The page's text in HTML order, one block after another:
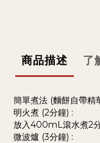
商品描述 了
簡單煮法 (麵餅自帶精
明火煮 (2分鐘) :
放入400mL滾水煮2分
微波爐 (3分鐘) :